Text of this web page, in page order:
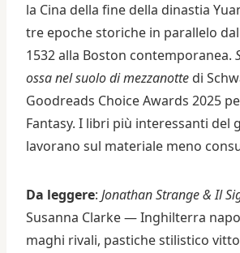
la Cina della fine della dinastia
tre epoche storiche in parallelo
1532 alla Boston contemporanea.
ossa nel suolo di mezzanotte di
Goodreads Choice Awards 2025
Fantasy. I libri più interessanti del
lavorano sul materiale meno
Da leggere: Jonathan Strange & Il
Susanna Clarke — Inghilterra
maghi rivali, pastiche stilistico